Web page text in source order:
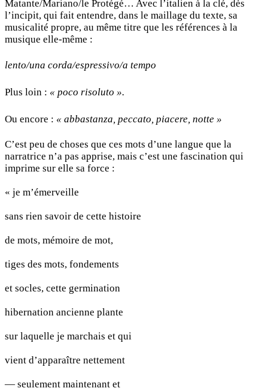
Matante/Mariano/le Protégé… Avec l’italien à la clé, dès
l’incipit, qui fait entendre, dans le maillage du texte, sa
musicalité propre, au même titre que les références à la
musique elle-même :
lento/una corda/espressivo/a tempo
Plus loin : « poco risoluto ».
Ou encore : « abbastanza, peccato, piacere, notte »
C’est peu de choses que ces mots d’une langue que la
narratrice n’a pas apprise, mais c’est une fascination qui
imprime sur elle sa force :
« je m’émerveille
sans rien savoir de cette histoire
de mots, mémoire de mot,
tiges des mots, fondements
et socles, cette germination
hibernation ancienne plante
sur laquelle je marchais et qui
vient d’apparaître nettement
— seulement maintenant et